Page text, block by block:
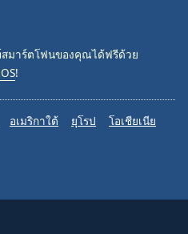
มาร์ตโฟนของคุณได้ฟรีด้วย
!
อเมริกาใต้ ยุโรป โอเชียเนีย